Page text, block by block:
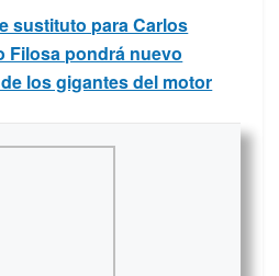
sustituto para Carlos
Filosa pondrá nuevo
los gigantes del motor